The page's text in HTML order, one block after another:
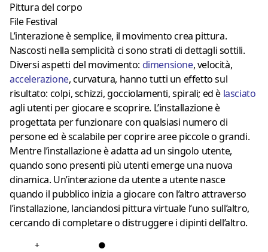
Pittura del corpo
File Festival
L’interazione è semplice, il movimento crea pittura.
Nascosti nella semplicità ci sono strati di dettagli sottili.
Diversi aspetti del movimento: dimensione, velocità,
accelerazione, curvatura, hanno tutti un effetto sul
risultato: colpi, schizzi, gocciolamenti, spirali; ed è lasciato
agli utenti per giocare e scoprire. L’installazione è
progettata per funzionare con qualsiasi numero di
persone ed è scalabile per coprire aree piccole o grandi.
Mentre l’installazione è adatta ad un singolo utente,
quando sono presenti più utenti emerge una nuova
dinamica. Un’interazione da utente a utente nasce
quando il pubblico inizia a giocare con l’altro attraverso
l’installazione, lanciandosi pittura virtuale l’uno sull’altro,
cercando di completare o distruggere i dipinti dell’altro.
+ ●